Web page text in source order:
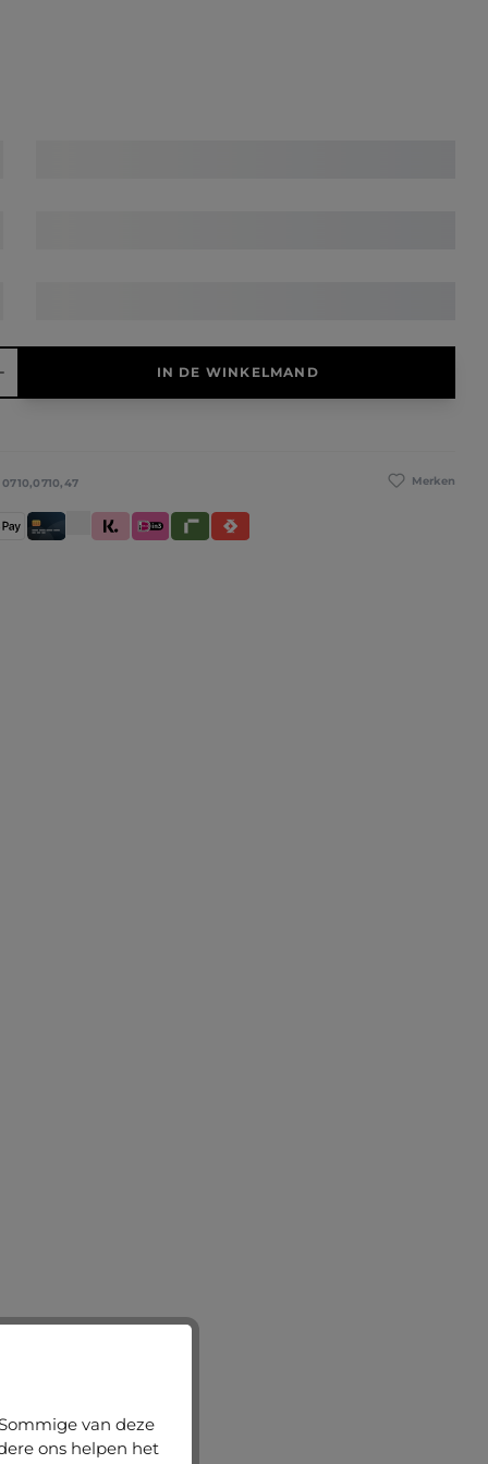
IN DE WINKELMAND
Merken
0710,0710,47
Pay
Creditcard / Betaalpas
Klarna (Achteraf betalen / In delen betalen /
iDeal IN3
RivertySatispay
van deze
ons helpen het